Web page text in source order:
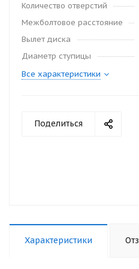
Количество отверстий
Межболтовое расстояние
Вылет диска
Диаметр ступицы
Все характеристики
Поделиться
Характеристики